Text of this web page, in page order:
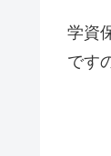
学資
です